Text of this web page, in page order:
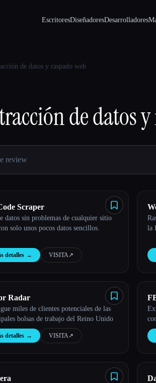
EscritoresDiseñadoresDesarrolladores
de datos y raspado web
de datos
Scraper
datos sin problemas de cualquier sitio
solo unos pocos datos sencillos.
detalles → VISITA↗︎
la
Radar
miles de clientes potenciales de las
bolsas de trabajo del Reino Unido
detalles → VISITA↗︎